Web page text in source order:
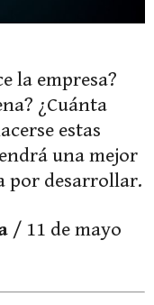
la empresa?
¿Cuánta
estas
una mejor
por desarrollar.
/ 11 de mayo